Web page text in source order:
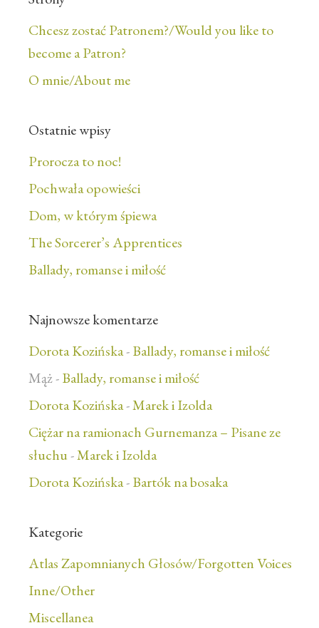
Chcesz zostać Patronem?/Would you like to
become a Patron?
O mnie/About me
Ostatnie wpisy
Prorocza to noc!
Pochwała opowieści
Dom, w którym śpiewa
The Sorcerer’s Apprentices
Ballady, romanse i miłość
Najnowsze komentarze
Dorota Kozińska-Ballady, romanse i miłość
Mąż-Ballady, romanse i miłość
Dorota Kozińska-Marek i Izolda
Ciężar na ramionach Gurnemanza – Pisane ze
słuchu-Marek i Izolda
Dorota Kozińska-Bartók na bosaka
Kategorie
Atlas Zapomnianych Głosów/Forgotten Voices
Inne/Other
Miscellanea